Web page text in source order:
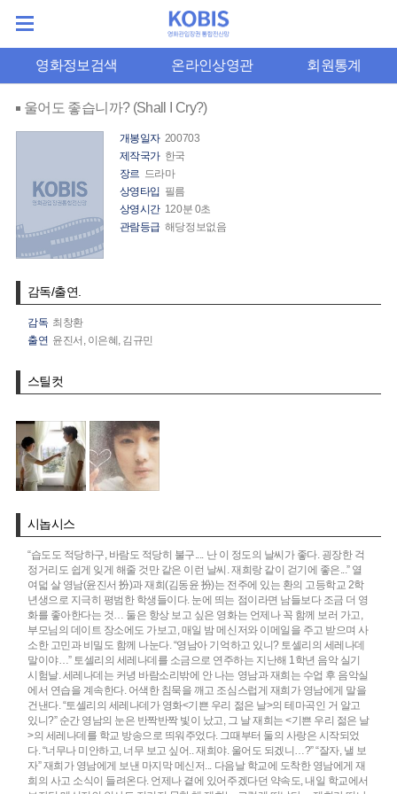
영화정보검색 온라인상영관 회원통계
울어도 좋습니까? (Shall I Cry?)
개봉일자 200703
제작국가 한국
장르 드라마
상영타입 필름
상영시간 120분 0초
관람등급 해당정보없음
감독/출연.
감독 최창환
출연 윤진서, 이은혜, 김규민
스틸컷
시놉시스
“습도도 적당하구, 바람도 적당히 불구.... 난 이 정도의 날씨가 좋다. 굉장한 걱
정거리도 쉽게 잊게 해줄 것만 같은 이런 날씨. 재희랑 같이 걷기에 좋은...” 열
여덟 살 영남(윤진서 扮)과 재희(김동윤 扮)는 전주에 있는 환의 고등학교 2학
년생으로 지극히 평범한 학생들이다. 눈에 띄는 점이라면 남들보다 조금 더 영
화를 좋아한다는 것… 둘은 항상 보고 싶은 영화는 언제나 꼭 함께 보러 가고,
부모님의 데이트 장소에도 가보고, 매일 밤 메신저와 이메일을 주고 받으며 사
소한 고민과 비밀도 함께 나눈다. “영남아 기억하고 있니? 토셀리의 세레나데
말이야…” 토셀리의 세레나데를 소금으로 연주하는 지난해 1학년 음악 실기
시험날. 세레나데는 커녕 바람소리밖에 안 나는 영남과 재희는 수업 후 음악실
에서 연습을 계속한다. 어색한 침묵을 깨고 조심스럽게 재희가 영남에게 말을
건낸다. “토셀리의 세레나데가 영화<기쁜 우리 젊은 날>의 테마곡인 거 알고
있니?” 순간 영남의 눈은 반짝반짝 빛이 났고, 그 날 재희는 <기쁜 우리 젊은 날
>의 세레나데를 학교 방송으로 띄워주었다. 그때부터 둘의 사랑은 시작되었
다. “너무나 미안하고, 너무 보고 싶어.. 재희야. 울어도 되겠니…?” “잘자, 낼 보
자” 재희가 영남에게 보낸 마지막 메신저... 다음날 학교에 도착한 영남에게 재
희의 사고 소식이 들려온다. 언제나 곁에 있어주겠다던 약속도, 내일 학교에서